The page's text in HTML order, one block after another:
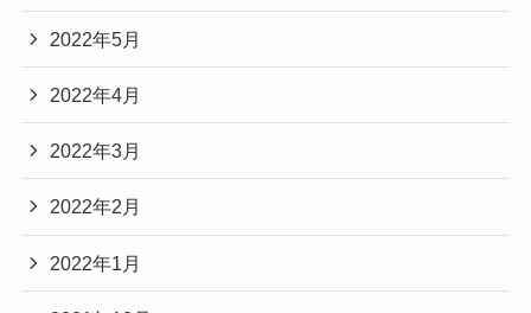
2022年5月
2022年4月
2022年3月
2022年2月
2022年1月